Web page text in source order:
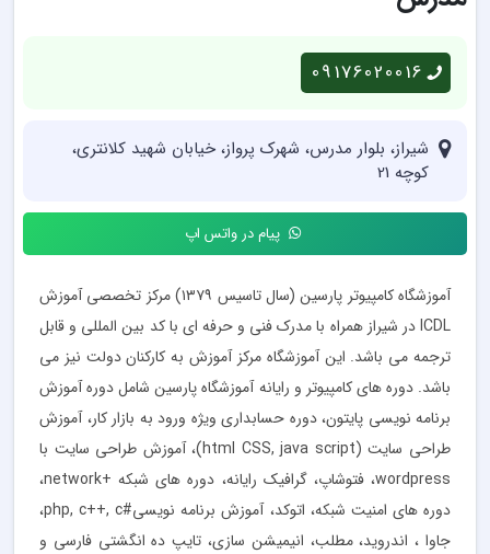
09176020016
شیراز، بلوار مدرس، شهرک پرواز، خیابان شهید کلانتری،
کوچه 21
پیام در واتس اپ
آموزشگاه کامپیوتر پارسین (سال تاسیس ۱۳۷۹) مرکز تخصصی آموزش
ICDL در شیراز همراه با مدرک فنی و حرفه ای با کد بین المللی و قابل
ترجمه می باشد. این آموزشگاه مرکز آموزش به کارکنان دولت نیز می
باشد. دوره های کامپیوتر و رایانه آموزشگاه پارسین شامل دوره آموزش
برنامه نویسی پایتون، دوره حسابداری ویژه ورود به بازار کار، آموزش
طراحی سایت (html CSS, java script)، آموزش طراحی سایت با
wordpress، فتوشاپ، گرافیک رایانه، دوره های شبکه +network،
دوره های امنیت شبکه، اتوکد، آموزش برنامه نویسی#php, c++, c،
جاوا ، اندروید، مطلب، انیمیشن سازی، تایپ ده انگشتی فارسی و